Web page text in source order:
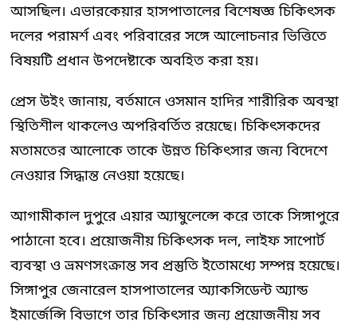
আসছিল। এভারকেয়ার হাসপাতালের বিশেষজ্ঞ চিকিৎসক
দলের পরামর্শ এবং পরিবারের সঙ্গে আলোচনার ভিত্তিতে
বিষয়টি প্রধান উপদেষ্টাকে অবহিত করা হয়।
প্রেস উইং জানায়, বর্তমানে ওসমান হাদির শারীরিক অবস্থা
স্থিতিশীল থাকলেও অপরিবর্তিত রয়েছে। চিকিৎসকদের
মতামতের আলোকে তাকে উন্নত চিকিৎসার জন্য বিদেশে
নেওয়ার সিদ্ধান্ত নেওয়া হয়েছে।
আগামীকাল দুপুরে এয়ার অ্যাম্বুলেন্সে করে তাকে সিঙ্গাপুরে
পাঠানো হবে। প্রয়োজনীয় চিকিৎসক দল, লাইফ সাপোর্ট
ব্যবস্থা ও ভ্রমণসংক্রান্ত সব প্রস্তুতি ইতোমধ্যে সম্পন্ন হয়েছে।
সিঙ্গাপুর জেনারেল হাসপাতালের অ্যাকসিডেন্ট অ্যান্ড
ইমার্জেন্সি বিভাগে তার চিকিৎসার জন্য প্রয়োজনীয় সব